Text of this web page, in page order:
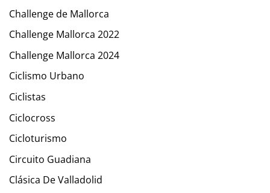
Challenge de Mallorca
Challenge Mallorca 2022
Challenge Mallorca 2024
Ciclismo Urbano
Ciclistas
Ciclocross
Cicloturismo
Circuito Guadiana
Clásica De Valladolid